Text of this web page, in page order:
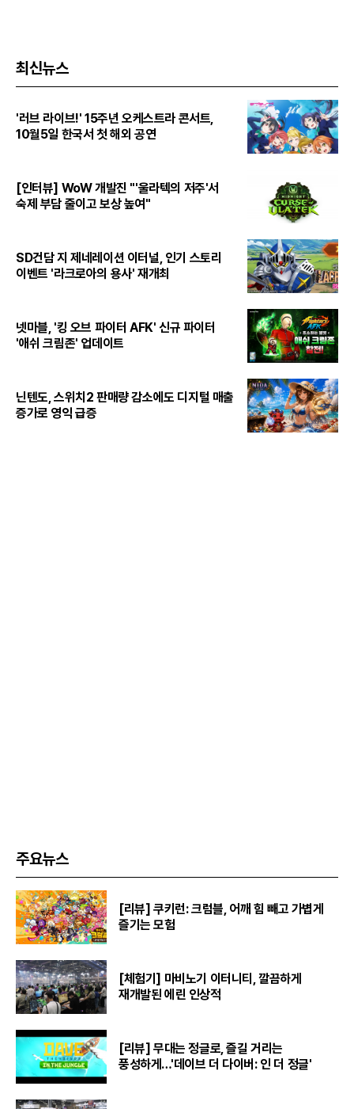
최신뉴스
'러브 라이브!' 15주년 오케스트라 콘서트,
10월5일 한국서 첫 해외 공연
[인터뷰] WoW 개발진 "'울라텍의 저주'서
숙제 부담 줄이고 보상 높여"
SD건담 지 제네레이션 이터널, 인기 스토리
이벤트 '라크로아의 용사' 재개최
넷마블, '킹 오브 파이터 AFK' 신규 파이터
'애쉬 크림존' 업데이트
닌텐도, 스위치2 판매량 감소에도 디지털 매출
증가로 영익 급증
주요뉴스
[리뷰] 쿠키런: 크럼블, 어깨 힘 빼고 가볍게
즐기는 모험
[체험기] 마비노기 이터니티, 깔끔하게
재개발된 에린 인상적
[리뷰] 무대는 정글로, 즐길 거리는
풍성하게…'데이브 더 다이버: 인 더 정글'